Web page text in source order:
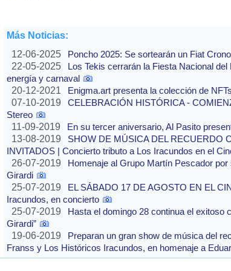
Más Noticias:
12-06-2025
Poncho 2025: Se sortearán un Fiat
22-05-2025
Los Tekis cerrarán la Fiesta Nacional
energía y carnaval
20-12-2021
Enigma.art presenta la colección de
07-10-2019
CELEBRACIÓN HISTÓRICA -
Stereo
11-09-2019
En su tercer aniversario, Al Pasito
13-08-2019
SHOW DE MÚSICA DEL RECUERDO
INVITADOS | Concierto tributo a Los Iracundos en el
26-07-2019
Homenaje al Grupo Martín Pescador
Girardi
25-07-2019
EL SÁBADO 17 DE AGOSTO EN EL
Iracundos, en concierto
25-07-2019
Hasta el domingo 28 continua el exitoso
Girardi”
19-06-2019
Preparan un gran show de música del
Franss y Los Históricos Iracundos, en homenaje a